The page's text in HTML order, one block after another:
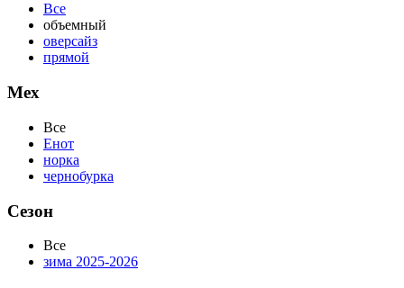
Все
объемный
оверсайз
прямой
Мех
Все
Енот
норка
чернобурка
Сезон
Все
зима 2025-2026